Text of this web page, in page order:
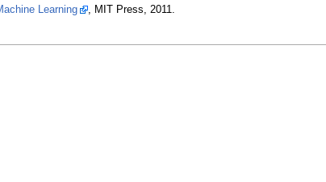
Learning , MIT Press, 2011.